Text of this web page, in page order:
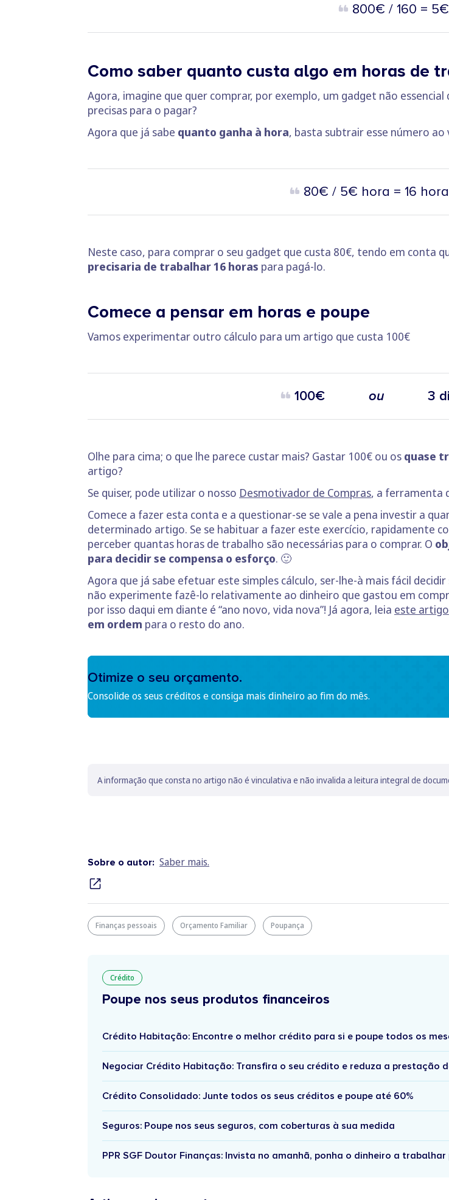
800€ / 160 =
Como saber quanto custa algo em horas de
Agora, imagine que quer comprar, por exemplo, um gadget não
precisas para o pagar?
Agora que já sabe quanto ganha à hora, basta subtrair esse número
80€ / 5€ hora = 16
Neste caso, para comprar o seu gadget que custa 80€, tendo em conta
precisaria de trabalhar 16 horas para pagá-lo.
Comece a pensar em horas e poupe
Vamos experimentar outro cálculo para um artigo que custa 100€
100€ ou 3 dias
Olhe para cima; o que lhe parece custar mais? Gastar 100€ ou os quase
artigo?
Se quiser, pode utilizar o nosso Desmotivador de Compras, a ferramenta
Comece a fazer esta conta e a questionar-se se vale a pena investir a
determinado artigo. Se se habituar a fazer este exercício, rapidamente
perceber quantas horas de trabalho são necessárias para o comprar. O
para decidir se compensa o esforço. 🙂
Agora que já sabe efetuar este simples cálculo, ser-lhe-à mais fácil
não experimente fazê-lo relativamente ao dinheiro que gastou em
por isso daqui em diante é “ano novo, vida nova”! Já agora, leia este artigo
em ordem para o resto do ano.
Otimize o seu orçamento.
Consolide os seus créditos e consiga mais dinheiro ao fim do mês.
A informação que consta no artigo não é vinculativa e não invalida a leitura integral de
Sobre o autor: Saber mais.
Finanças pessoais Orçamento Familiar Poupança
Crédito
Poupe nos seus produtos financeiros
Crédito Habitação: Encontre o melhor crédito para si e poupe todos os
Negociar Crédito Habitação: Transfira o seu crédito e reduza a prestação
Crédito Consolidado: Junte todos os seus créditos e poupe até 60%
Seguros: Poupe nos seus seguros, com coberturas à sua medida
PPR SGF Doutor Finanças: Invista no amanhã, ponha o dinheiro a trabalhar